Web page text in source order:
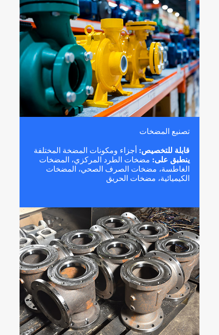
تصنيع المضخات
قابلة للتخصيص: أجزاء ومكونات المضخة المختلفة
ينطبق على: مضخات الطرد المركزي، المضخات
الغاطسة، مضخات الصرف الصحي، المضخات
الكيميائية، مضخات الحريق